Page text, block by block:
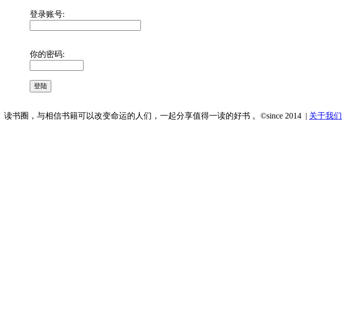
登录账号:
你的密码:
读书圈，与相信书籍可以改变命运的人们，一起分享值得一读的好书 。©since 2014 | 关于我们